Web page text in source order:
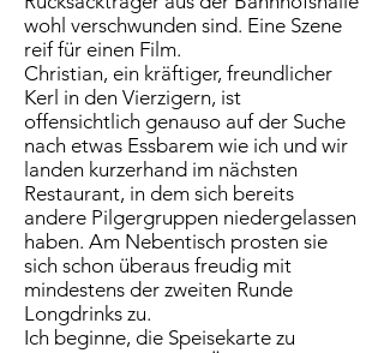
wohl verschwunden sind. Eine Szene
reif für einen Film.
Christian, ein kräftiger, freundlicher
Kerl in den Vierzigern, ist
offensichtlich genauso auf der Suche
nach etwas Essbarem wie ich und wir
landen kurzerhand im nächsten
Restaurant, in dem sich bereits
andere Pilgergruppen niedergelassen
haben. Am Nebentisch prosten sie
sich schon überaus freudig mit
mindestens der zweiten Runde
Longdrinks zu.
Ich beginne, die Speisekarte zu